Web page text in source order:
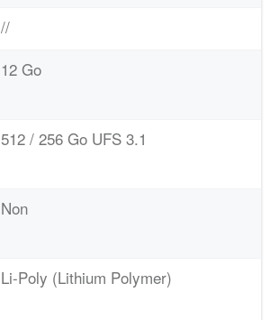
//
12 Go
512 / 256 Go UFS 3.1
Non
Li-Poly (Lithium Polymer)